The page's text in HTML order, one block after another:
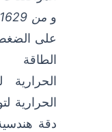
و من 1629
على
الطاقة
الحرارية
دقة